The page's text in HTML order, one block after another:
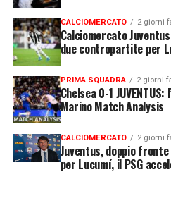
CALCIOMERCATO 2 giorni
Calciomercato
due contropartite per
PRIMA SQUADRA 2 giorni
Chelsea 0-1
Marino Match Analysis
CALCIOMERCATO 2 giorni
Juventus, doppio
per Lucumí, il PSG